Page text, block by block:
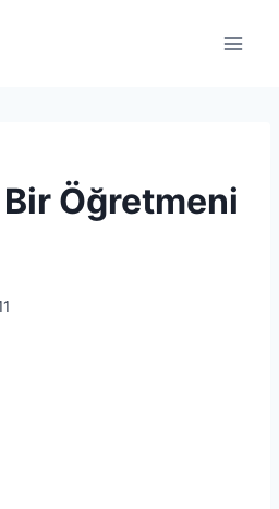
Öğretmeni